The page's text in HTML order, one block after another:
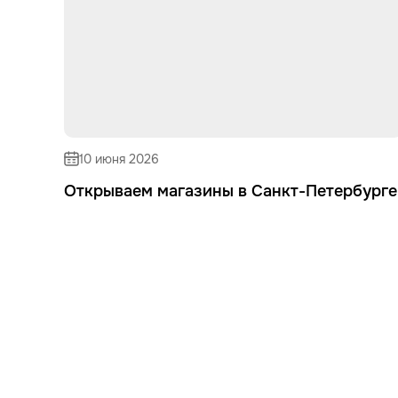
10 июня 2026
Открываем магазины в Санкт-